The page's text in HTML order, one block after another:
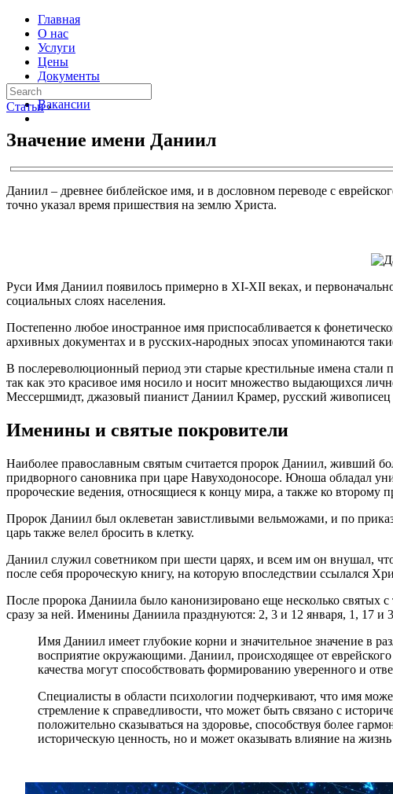
Главная
О нас
Услуги
Цены
Документы
Контакты
Вакансии
Статьи ›
Значение имени Даниил
Даниил – древнее библейское имя, и в дословном переводе с
точно указал время пришествия на землю Христа.
Руси Имя Даниил появилось примерно в XI-XII веках, и
социальных слоях населения.
Постепенно любое иностранное имя приспосабливается к
архивных документах и в русских-народных эпосах упоминаются
В послереволюционный период эти старые крестильные имена стали
так как это красивое имя носило и носит множество выдающихся
Мессершмидт, джазовый пианист Даниил Крамер, русский
Именины и святые покровители
Наиболее православным святым считается пророк Даниил, живший
придворного сановника при царе Навуходоносоре. Юноша обладал
пророческие ведения, относящиеся к концу мира, а также ко второму
Пророк Даниил был оклеветан завистливыми вельможами, и по
царь также велел бросить в клетку.
Даниил служил советником при шести царях, и всем им он внушал,
после себя пророческую книгу, на которую впоследствии ссылался
После пророка Даниила было канонизировано еще несколько
сразу за ней. Именины Даниила празднуются: 2, 3 и 12 января, 1, 17 и
Имя Даниил имеет глубокие корни и значительное значение в
восприятие окружающими. Даниил, происходящее от
качества могут способствовать формированию уверенного и
Специалисты в области психологии подчеркивают, что имя
стремление к справедливости, что может быть связано с
положительно сказываться на здоровье, способствуя более
историческую ценность, но и может оказывать влияние на жизнь